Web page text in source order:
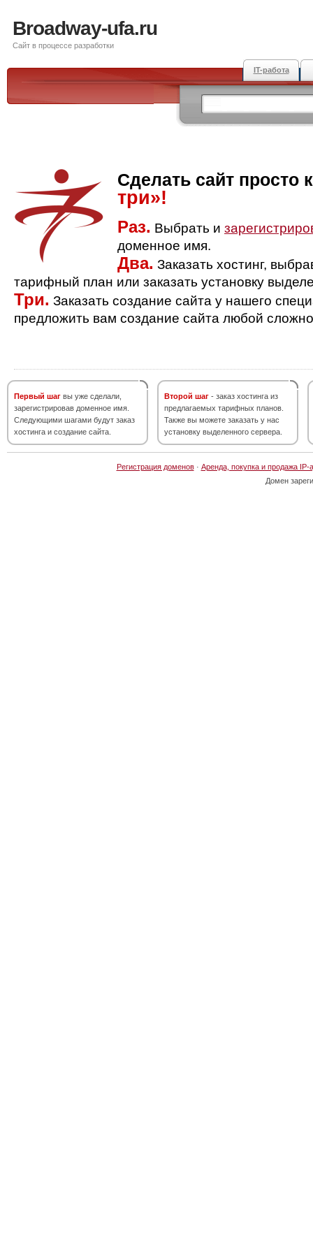
Broadway-ufa.ru
Сайт в процессе разработки
IT-работа
Сделать сайт просто
три»!
Раз. Выбрать и
доменное имя.
Два. Заказать хостинг,
тарифный план или заказать установку
Три. Заказать создание сайта у нашего
предложить вам создание сайта любой
Первый шаг вы уже сделали,
зарегистрировав доменное имя.
Следующими шагами будут заказ
хостинга и создание сайта.
Второй шаг - заказ хостинга из
предлагаемых тарифных планов.
Также вы можете заказать у нас
установку выделенного сервера.
Регистрация доменов· Аренда, покупка и продажа IP-
Домен